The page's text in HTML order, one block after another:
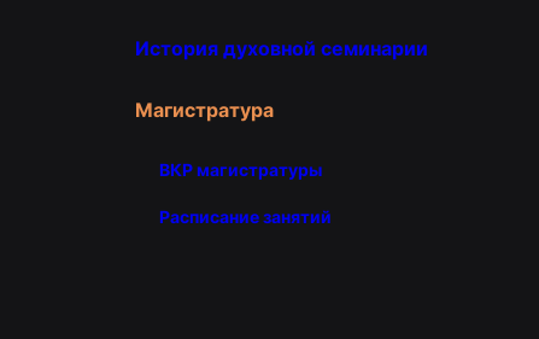
История духовной семинарии
Магистратура
ВКР магистратуры
Расписание занятий